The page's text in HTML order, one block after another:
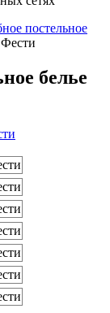
постельное
Фести
белье